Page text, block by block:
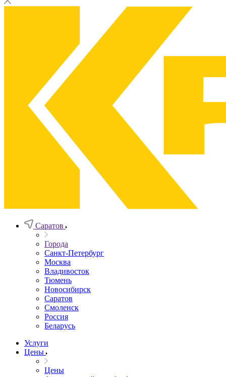
Саратов
Города
Санкт-Петербург
Москва
Владивосток
Тюмень
Новосибирск
Саратов
Смоленск
Россия
Беларусь
Услуги
Цены
Цены